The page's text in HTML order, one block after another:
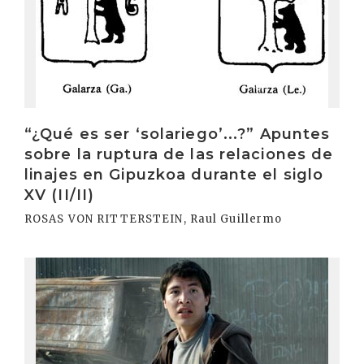
“¿Qué es ser ‘solariego’...?” Apuntes
sobre la ruptura de las relaciones de
linajes en Gipuzkoa durante el siglo
XV (II/II)
ROSAS VON RITTERSTEIN, Raul Guillermo
Irakurri